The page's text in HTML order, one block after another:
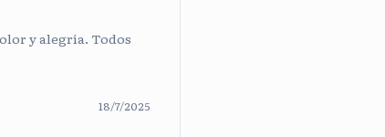
y alegría. Todos
18/7/2025